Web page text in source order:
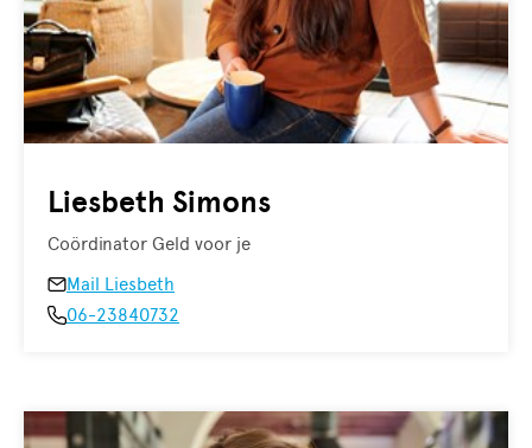
Liesbeth Simons
Coördinator Geld voor je
Mail Liesbeth
06-23840732